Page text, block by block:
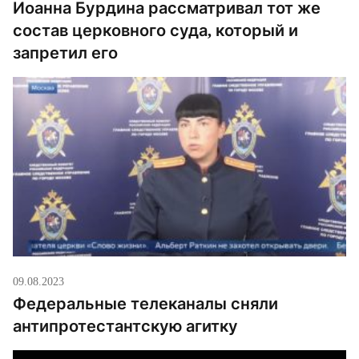
Иоанна Бурдина рассматривал тот же
состав церковного суда, который и
запретил его
09.08.2023
Федеральные телеканалы сняли
антипротестантскую агитку